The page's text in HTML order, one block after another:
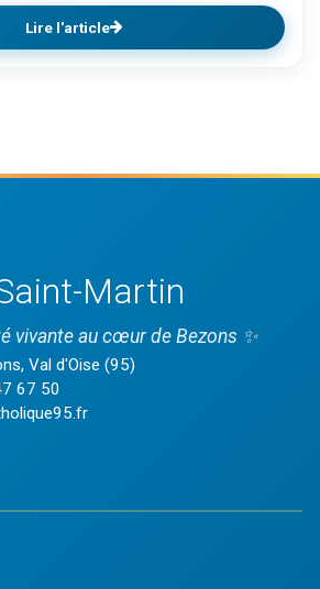
Lire l'article
Martin
vivante au cœur de Bezons ✨
Val d'Oise (95)
67 50